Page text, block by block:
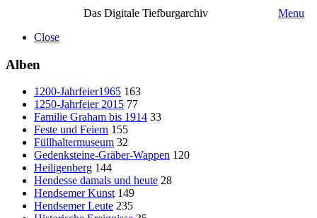
Das Digitale Tiefburgarchiv
Menu
Close
Alben
1200-Jahrfeier1965 163
1250-Jahrfeier 2015 77
Familie Graham bis 1914 33
Feste und Feiern 155
Füllhaltermuseum 32
Gedenksteine-Gräber-Wappen 120
Heiligenberg 144
Hendesse damals und heute 28
Hendsemer Kunst 149
Hendsemer Leute 235